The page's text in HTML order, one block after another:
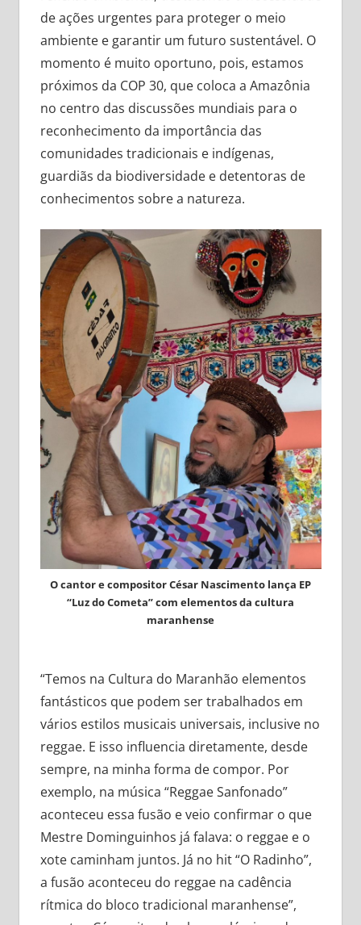
de ações urgentes para proteger o meio
ambiente e garantir um futuro sustentável. O
momento é muito oportuno, pois, estamos
próximos da COP 30, que coloca a Amazônia
no centro das discussões mundiais para o
reconhecimento da importância das
comunidades tradicionais e indígenas,
guardiãs da biodiversidade e detentoras de
conhecimentos sobre a natureza.
O cantor e compositor César Nascimento lança EP
“Luz do Cometa” com elementos da cultura
maranhense
“Temos na Cultura do Maranhão elementos
fantásticos que podem ser trabalhados em
vários estilos musicais universais, inclusive no
reggae. E isso influencia diretamente, desde
sempre, na minha forma de compor. Por
exemplo, na música “Reggae Sanfonado”
aconteceu essa fusão e veio confirmar o que
Mestre Dominguinhos já falava: o reggae e o
xote caminham juntos. Já no hit “O Radinho”,
a fusão aconteceu do reggae na cadência
rítmica do bloco tradicional maranhense”,